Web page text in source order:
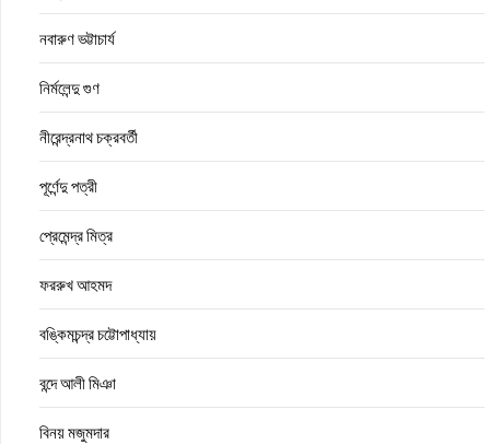
নবারুণ ভট্টাচার্য
নির্মলেন্দু গুণ
নীরেন্দ্রনাথ চক্রবর্তী
পূর্ণেন্দু পত্রী
প্রেমেন্দ্র মিত্র
ফররুখ আহমদ
বঙ্কিমচন্দ্র চট্টোপাধ্যায়
বন্দে আলী মিঞা
বিনয় মজুমদার